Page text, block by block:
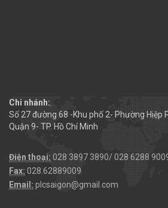
Chi nhánh:
Số 27 đường 68 -Khu phố 2- Phường Hiệp
Quận 9- TP. Hồ Chí Minh
Điện thoại: 028 3897 3890/ 028 6288
Fax: 028.62889009
Email: plcsaigon@gmail.com